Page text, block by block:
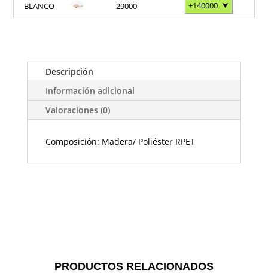
BLANCO 29000 +140000 ⮟
Descripción
Información adicional
Valoraciones (0)
Composición: Madera/ Poliéster RPET
PRODUCTOS RELACIONADOS